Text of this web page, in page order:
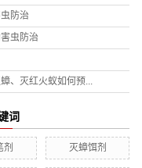
防治
虫防治
、灭红火蚁如何预...
词
剂 灭蟑饵剂